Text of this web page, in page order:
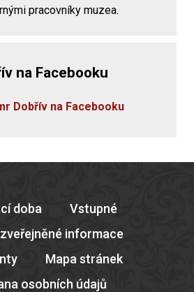
pracovníky muzea.
na Facebooku
Dobřív na Facebooku
doba
Vstupné
informace
Mapa stránek
osobních údajů